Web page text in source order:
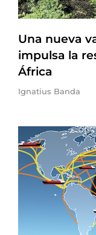
Una nueva
impulsa la
África
Ignatius Banda